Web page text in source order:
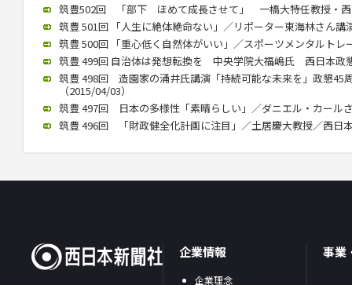
筑豊502回 「部下 ほめて成長させて」 一橋大特任教授・西
筑豊 501回 「人生に絶体絶命ない」／リポーター東海林さん講
筑豊 500回 「重心低く自然体がいい」／スポーツメンタルト
筑豊 499回 自治体は発想転換を 中央学院大福嶋氏 西日本政
筑豊 498回 造園家の涌井氏講演「持続可能な未来を」政懇45
（2015/04/03）
筑豊 497回 日本の多様性「素晴らしい」／ダニエル・カール
筑豊 496回 「財政健全化計画に注目」／土居慶大教授／西日
企業情報
企業理念
事業